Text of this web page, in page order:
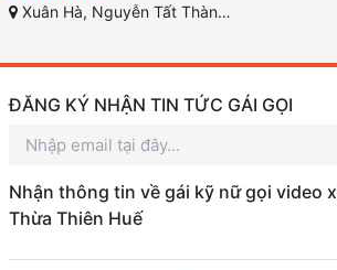
Xuân Hà, Nguyễn Tất Thành, Thanh Khê, TP Đà Nẵng
ĐĂNG KÝ NHẬN TIN TỨC GÁI GỌI
Nhận thông tin về gái kỹ nữ gọi video
Thừa Thiên Huế